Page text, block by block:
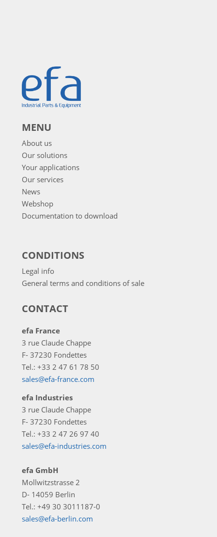
MENU
About us
Our solutions
Your applications
Our services
News
Webshop
Documentation to download
CONDITIONS
Legal info
General terms and conditions of sale
CONTACT
efa France
3 rue Claude Chappe
F- 37230 Fondettes
Tel.: +33 2 47 61 78 50
sales@efa-france.com
efa Industries
3 rue Claude Chappe
F- 37230 Fondettes
Tel.: +33 2 47 26 97 40
sales@efa-industries.com
efa GmbH
Mollwitzstrasse 2
D- 14059 Berlin
Tel.: +49 30 3011187-0
sales@efa-berlin.com